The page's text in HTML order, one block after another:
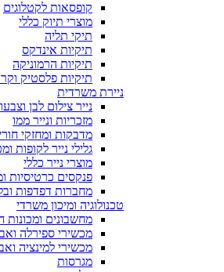
קופסאות לקטלוגים
מוצרי תיוק כללי
תיקי תליה
תיקיות אינדקס
תיקיות הרמוניקה
תיקיות פלסטיק
ניירת משרדית
נייר צילום לבן
מזכריות ונייר ממו
מדבקות ומחזקי
גלילי נייר לקופות
מוצרי נייר כללי
פנקסים כרטיסיות
מחברות דפדפות
טכנולוגיה ומיכון משרדי
מחשבונים ומכונות
מכשירי ספירלה
מכשירי למינציה
מגרסות